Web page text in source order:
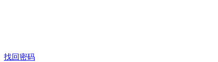
找回密码